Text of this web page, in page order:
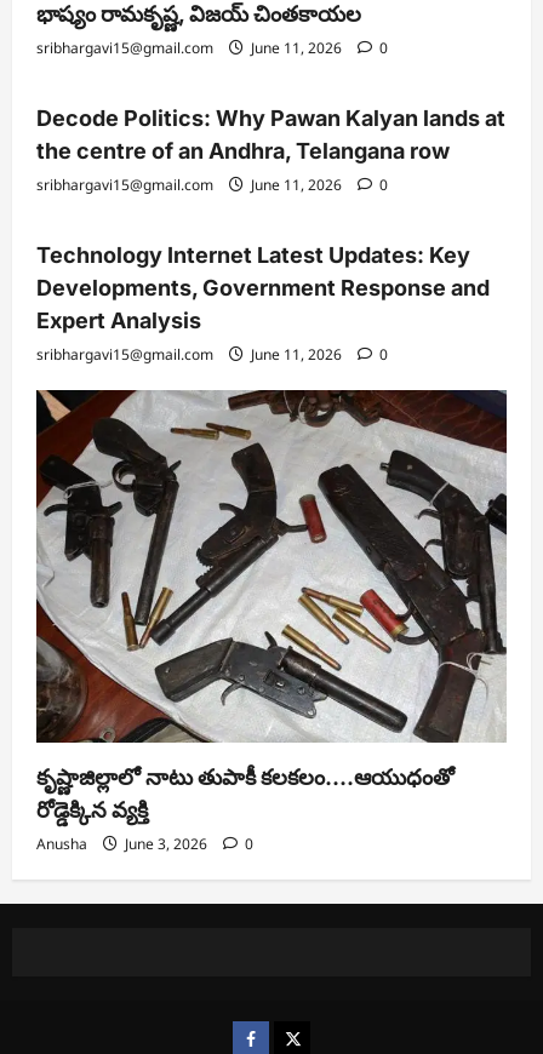
భాష్యం రామకృష్ణ, విజయ్ చింతకాయల
sribhargavi15@gmail.com June 11, 2026 0
Decode Politics: Why Pawan Kalyan lands at
the centre of an Andhra, Telangana row
sribhargavi15@gmail.com June 11, 2026 0
Technology Internet Latest Updates: Key
Developments, Government Response and
Expert Analysis
sribhargavi15@gmail.com June 11, 2026 0
కృష్ణాజిల్లాలో నాటు తుపాకీ కలకలం….ఆయుధంతో
రోడ్డెక్కిన వ్యక్తి
Anusha June 3, 2026 0
https://www.facebook.com/
https://x.com/